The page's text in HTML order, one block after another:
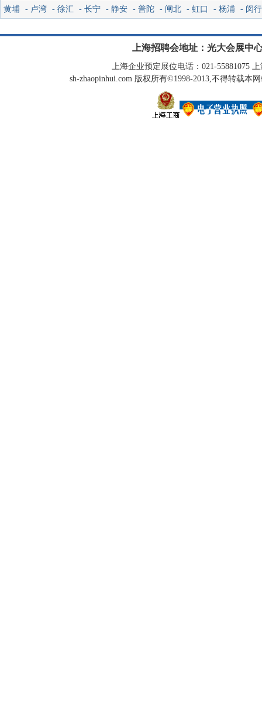
黄埔 - 卢湾 - 徐汇 - 长宁 - 静安 - 普陀 - 闸北 - 虹口 - 杨浦 - 闵行
上海招聘会地址：光大会展中
上海企业预定展位电话：021-55881075
sh-zhaopinhui.com 版权所有©1998-2013,不得转载本